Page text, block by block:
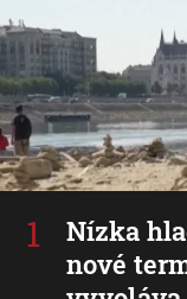
Nízka
nové